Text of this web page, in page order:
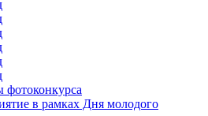
фотоконкурса
в рамках Дня молодого